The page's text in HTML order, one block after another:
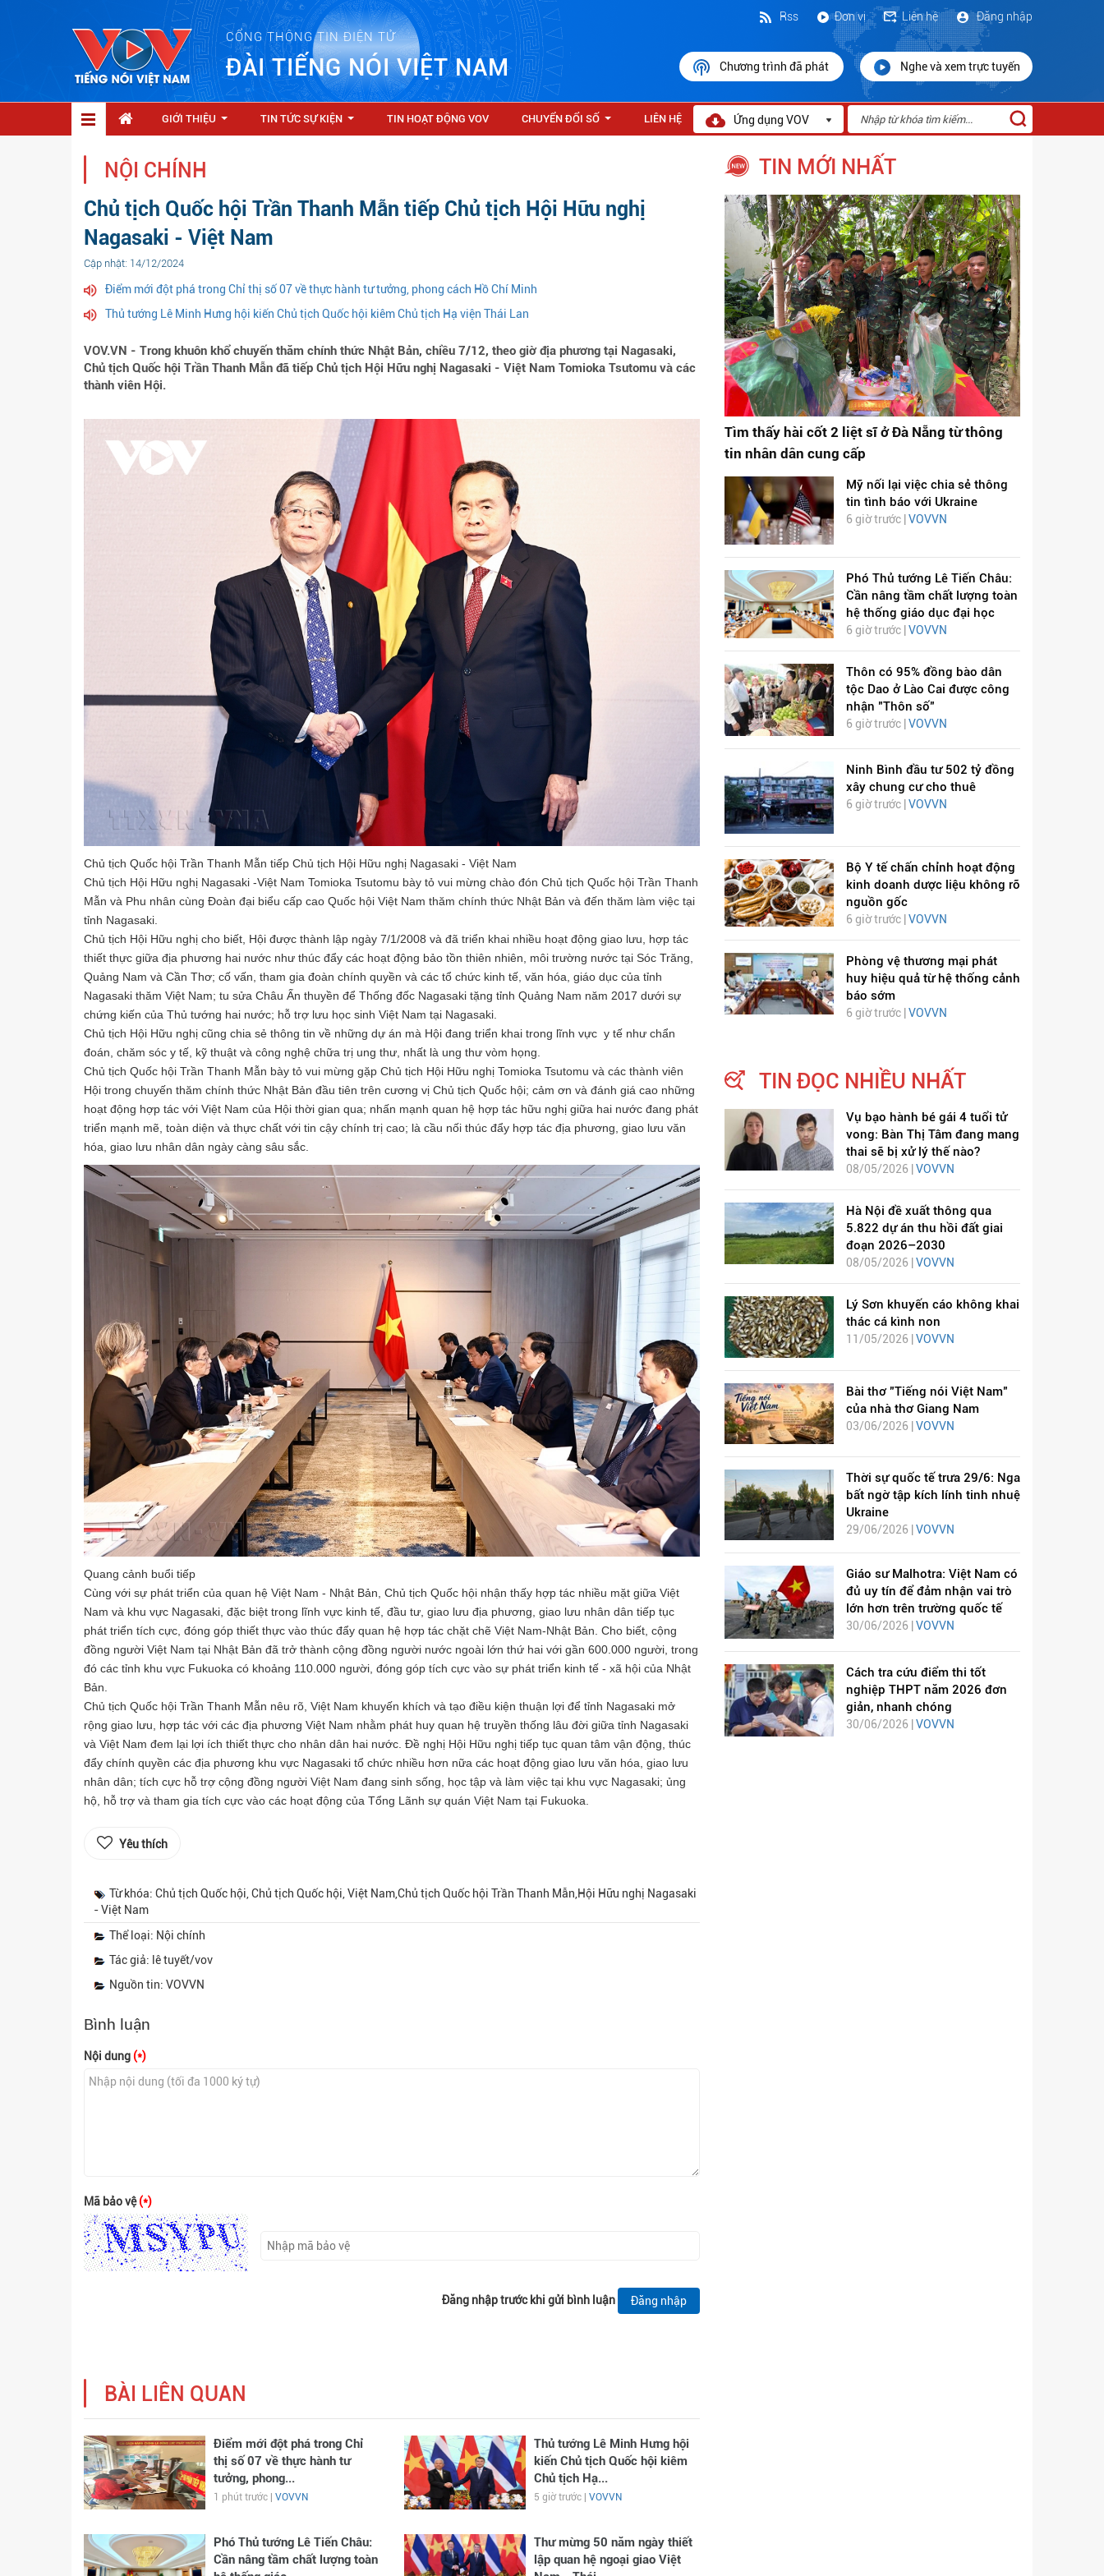
CỔNG THÔNG TIN ĐIỆN TỬ
ĐÀI TIẾNG NÓI VIỆT NAM
Đăng nhập
Liên hệ
Đơn vị
Rss
Chương trình đã phát Nghe và xem trực tuyến
GIỚI THIỆU TIN TỨC SỰ KIỆN TIN HOẠT ĐỘNG VOV CHUYỂN ĐỔI SỐ LIÊN HỆ Ứng dụng VOV
NỘI CHÍNH
Chủ tịch Quốc hội Trần Thanh Mẫn tiếp Chủ tịch Hội Hữu nghị
Nagasaki - Việt Nam
Cập nhật: 14/12/2024
Điểm mới đột phá trong Chỉ thị số 07 về thực hành tư tưởng, phong cách Hồ Chí Minh
Thủ tướng Lê Minh Hưng hội kiến Chủ tịch Quốc hội kiêm Chủ tịch Hạ viện Thái Lan
VOV.VN - Trong khuôn khổ chuyến thăm chính thức Nhật Bản, chiều 7/12, theo giờ địa phương tại Nagasaki,
Chủ tịch Quốc hội Trần Thanh Mẫn đã tiếp Chủ tịch Hội Hữu nghị Nagasaki - Việt Nam Tomioka Tsutomu và các
thành viên Hội.
Chủ tịch Quốc hội Trần Thanh Mẫn tiếp Chủ tịch Hội Hữu nghị Nagasaki - Việt Nam
Chủ tịch Hội Hữu nghị Nagasaki -Việt Nam Tomioka Tsutomu bày tỏ vui mừng chào đón Chủ tịch Quốc hội Trần Thanh
Mẫn và Phu nhân cùng Đoàn đại biểu cấp cao Quốc hội Việt Nam thăm chính thức Nhật Bản và đến thăm làm việc tại
tỉnh Nagasaki.
Chủ tịch Hội Hữu nghị cho biết, Hội được thành lập ngày 7/1/2008 và đã triển khai nhiều hoạt động giao lưu, hợp tác
thiết thực giữa địa phương hai nước như thúc đẩy các hoạt động bảo tồn thiên nhiên, môi trường nước tại Sóc Trăng,
Quảng Nam và Cần Thơ; cố vấn, tham gia đoàn chính quyền và các tổ chức kinh tế, văn hóa, giáo dục của tỉnh
Nagasaki thăm Việt Nam; tu sửa Châu Ấn thuyền để Thống đốc Nagasaki tặng tỉnh Quảng Nam năm 2017 dưới sự
chứng kiến của Thủ tướng hai nước; hỗ trợ lưu học sinh Việt Nam tại Nagasaki.
Chủ tịch Hội Hữu nghị cũng chia sẻ thông tin về những dự án mà Hội đang triển khai trong lĩnh vực y tế như chẩn
đoán, chăm sóc y tế, kỹ thuật và công nghệ chữa trị ung thư, nhất là ung thư vòm họng.
Chủ tịch Quốc hội Trần Thanh Mẫn bày tỏ vui mừng gặp Chủ tịch Hội Hữu nghị Tomioka Tsutomu và các thành viên
Hội trong chuyến thăm chính thức Nhật Bản đầu tiên trên cương vị Chủ tịch Quốc hội; cảm ơn và đánh giá cao những
hoạt động hợp tác với Việt Nam của Hội thời gian qua; nhấn mạnh quan hệ hợp tác hữu nghị giữa hai nước đang phát
triển mạnh mẽ, toàn diện và thực chất với tin cậy chính trị cao; là cầu nối thúc đẩy hợp tác địa phương, giao lưu văn
hóa, giao lưu nhân dân ngày càng sâu sắc.
Quang cảnh buổi tiếp
Cùng với sự phát triển của quan hệ Việt Nam - Nhật Bản, Chủ tịch Quốc hội nhận thấy hợp tác nhiều mặt giữa Việt
Nam và khu vực Nagasaki, đặc biệt trong lĩnh vực kinh tế, đầu tư, giao lưu địa phương, giao lưu nhân dân tiếp tục
phát triển tích cực, đóng góp thiết thực vào thúc đẩy quan hệ hợp tác chặt chẽ Việt Nam-Nhật Bản. Cho biết, cộng
đồng người Việt Nam tại Nhật Bản đã trở thành cộng đồng người nước ngoài lớn thứ hai với gần 600.000 người, trong
đó các tỉnh khu vực Fukuoka có khoảng 110.000 người, đóng góp tích cực vào sự phát triển kinh tế - xã hội của Nhật
Bản.
Chủ tịch Quốc hội Trần Thanh Mẫn nêu rõ, Việt Nam khuyến khích và tạo điều kiện thuận lợi để tỉnh Nagasaki mở
rộng giao lưu, hợp tác với các địa phương Việt Nam nhằm phát huy quan hệ truyền thống lâu đời giữa tỉnh Nagasaki
và Việt Nam đem lại lợi ích thiết thực cho nhân dân hai nước. Đề nghị Hội Hữu nghị tiếp tục quan tâm vận động, thúc
đẩy chính quyền các địa phương khu vực Nagasaki tổ chức nhiều hơn nữa các hoạt động giao lưu văn hóa, giao lưu
nhân dân; tích cực hỗ trợ cộng đồng người Việt Nam đang sinh sống, học tập và làm việc tại khu vực Nagasaki; ủng
hộ, hỗ trợ và tham gia tích cực vào các hoạt động của Tổng Lãnh sự quán Việt Nam tại Fukuoka.
Yêu thích
Từ khóa: Chủ tịch Quốc hội, Chủ tịch Quốc hội, Việt Nam,Chủ tịch Quốc hội Trần Thanh Mẫn,Hội Hữu nghị Nagasaki
- Việt Nam
Thể loại: Nội chính
Tác giả: lê tuyết/vov
Nguồn tin: VOVVN
Bình luận
Nội dung (*)
Mã bảo vệ(*)
Đăng nhập trước khi gửi bình luận Đăng nhập
BÀI LIÊN QUAN
Điểm mới đột phá trong Chỉ
thị số 07 về thực hành tư
tưởng, phong...
1 phút trước | VOVVN
Thủ tướng Lê Minh Hưng hội
kiến Chủ tịch Quốc hội kiêm
Chủ tịch Hạ...
5 giờ trước | VOVVN
Phó Thủ tướng Lê Tiến Châu:
Cần nâng tầm chất lượng toàn
Thư mừng 50 năm ngày thiết
lập quan hệ ngoại giao Việt
TIN MỚI NHẤT
Tìm thấy hài cốt 2 liệt sĩ ở Đà Nẵng từ thông
tin nhân dân cung cấp
Mỹ nối lại việc chia sẻ thông
tin tình báo với Ukraine
6 giờ trước | VOVVN
Phó Thủ tướng Lê Tiến Châu:
Cần nâng tầm chất lượng toàn
hệ thống giáo dục đại học
6 giờ trước | VOVVN
Thôn có 95% đồng bào dân
tộc Dao ở Lào Cai được công
nhận "Thôn số"
6 giờ trước | VOVVN
Ninh Bình đầu tư 502 tỷ đồng
xây chung cư cho thuê
6 giờ trước | VOVVN
Bộ Y tế chấn chỉnh hoạt động
kinh doanh dược liệu không rõ
nguồn gốc
6 giờ trước | VOVVN
Phòng vệ thương mại phát
huy hiệu quả từ hệ thống cảnh
báo sớm
6 giờ trước | VOVVN
TIN ĐỌC NHIỀU NHẤT
Vụ bạo hành bé gái 4 tuổi tử
vong: Bàn Thị Tâm đang mang
thai sẽ bị xử lý thế nào?
08/05/2026 | VOVVN
Hà Nội đề xuất thông qua
5.822 dự án thu hồi đất giai
đoạn 2026–2030
08/05/2026 | VOVVN
Lý Sơn khuyến cáo không khai
thác cá kình non
11/05/2026 | VOVVN
Bài thơ "Tiếng nói Việt Nam"
của nhà thơ Giang Nam
03/06/2026 | VOVVN
Thời sự quốc tế trưa 29/6: Nga
bất ngờ tập kích lính tinh nhuệ
Ukraine
29/06/2026 | VOVVN
Giáo sư Malhotra: Việt Nam có
đủ uy tín để đảm nhận vai trò
lớn hơn trên trường quốc tế
30/06/2026 | VOVVN
Cách tra cứu điểm thi tốt
nghiệp THPT năm 2026 đơn
giản, nhanh chóng
30/06/2026 | VOVVN